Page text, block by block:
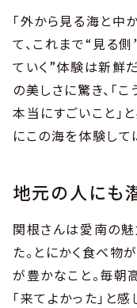
「外から見る海と中
て、これまで“見る
ていく”体験は新鮮
の美しさに驚き、「
本当にすごいこと」
にこの海を体験して
地元の人にも
関根さんは愛南の
た。とにかく食べ物
が豊かなこと。毎朝
「来てよかった」と感